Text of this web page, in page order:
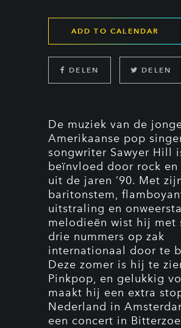
ADD TO CALENDAR
DELEN DELEN
De muziek van de
Amerikaanse pop
songwriter Sawyer Hill
beïnvloed door rock en
uit de jaren ’90. Met
baritonstem,
uitstraling en
melodieën wist hij met
drie nummers op zak
internationaal door te
Deze zomer is hij te
Pinkpop, en gelukkig
maakt hij een extra
Nederland in
een concert in